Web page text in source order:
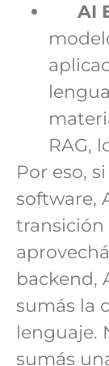
AI
RAG,
Por eso,
software,
transición
backend,
sumás la
lenguaje.
sumás